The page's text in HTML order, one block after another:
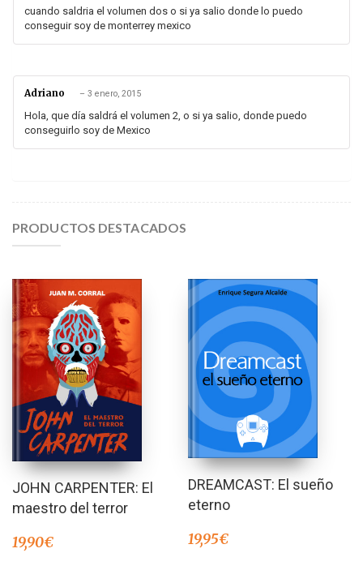
cuando saldria el volumen dos o si ya salio donde lo puedo
conseguir soy de monterrey mexico
Adriano – 3 enero, 2015
Hola, que día saldrá el volumen 2, o si ya salio, donde puedo
conseguirlo soy de Mexico
PRODUCTOS DESTACADOS
JOHN CARPENTER: El
maestro del terror
19,90€
DREAMCAST: El sueño
eterno
19,95€